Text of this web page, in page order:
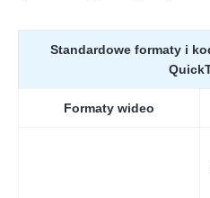
Standardowe formaty i
Formaty wideo